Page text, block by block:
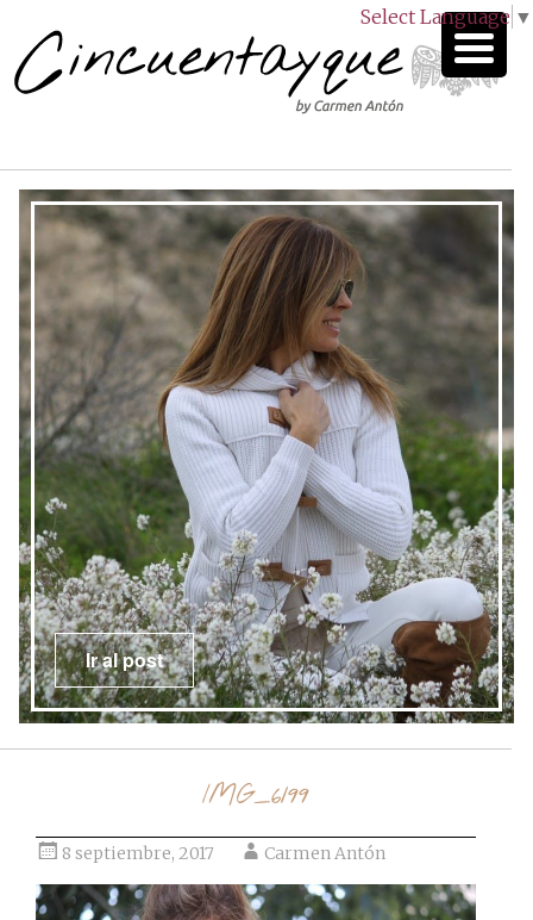
Select Language ▼
Ir al post
IMG_6199
8 septiembre, 2017 Carmen Antón